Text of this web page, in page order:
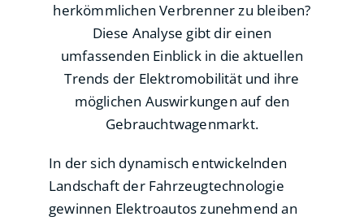
herkömmlichen Verbrenner zu bleiben?
Diese Analyse gibt dir einen
umfassenden Einblick in die aktuellen
Trends der Elektromobilität und ihre
möglichen Auswirkungen auf den
Gebrauchtwagenmarkt.
In der sich dynamisch entwickelnden
Landschaft der Fahrzeugtechnologie
gewinnen Elektroautos zunehmend an